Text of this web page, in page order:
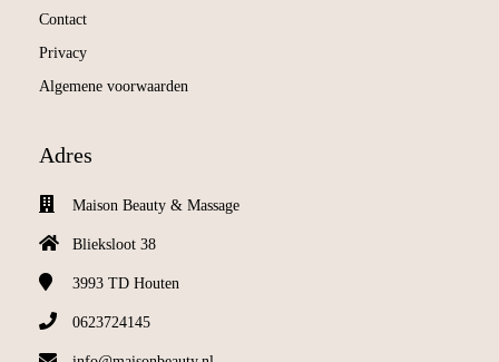
Contact
Privacy
Algemene voorwaarden
Adres
Maison Beauty & Massage
Blieksloot 38
3993 TD Houten
0623724145